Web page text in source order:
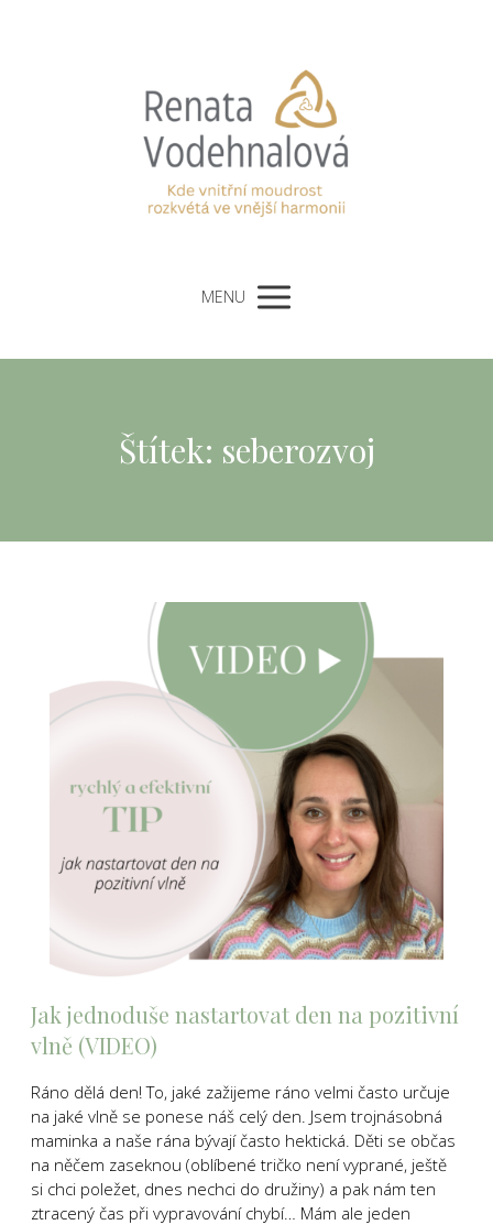
MENU
Štítek: seberozvoj
Jak jednoduše nastartovat den na pozitivní
vlně (VIDEO)
Ráno dělá den! To, jaké zažijeme ráno velmi často určuje
na jaké vlně se ponese náš celý den. Jsem trojnásobná
maminka a naše rána bývají často hektická. Děti se občas
na něčem zaseknou (oblíbené tričko není vyprané, ještě
si chci poležet, dnes nechci do družiny) a pak nám ten
ztracený čas při vypravování chybí… Mám ale jeden